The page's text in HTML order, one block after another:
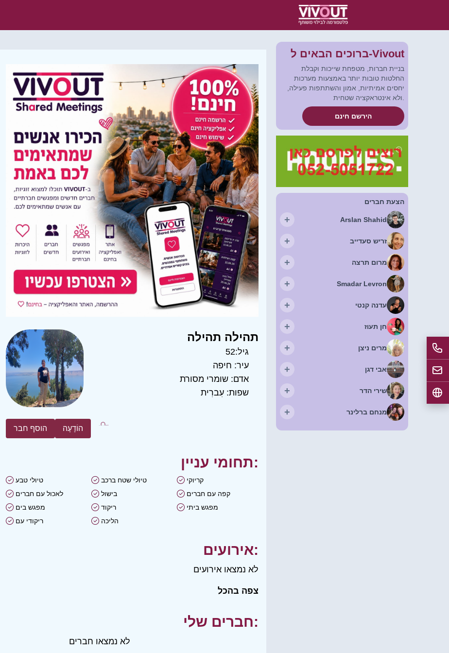
תהילה תהילה
גיל:52
עיר: חיפה
אדם: שומרי מסורת
שפות: עִברִית
הוסף חבר הוֹדָעָה
תחומי עניין:
טיולי טבע טיולי שטח ברכב
קריוקי
לאכול עם חברים
בישול
קפה עם חברים
מפגש בים
ריקוד
מפגש ביתי
ריקודי עם
הליכה
אירועים:
לא נמצאו אירועים
צפה בהכל
חברים שלי:
לא נמצאו חברים
ברוכים הבאים ל-Vivout
בניית חברות, מטפחת שייכות וקבלת
החלטות טובות יותר באמצעות מערכות
יחסים אמיתיות, אמון והשתתפות פעילה,
הירשם חינם
הצעת חברים
Arslan Shahid
+
זריש סעדייב +
מרום תרצה +
Smadar Levron
+
עדנה קנטי +
חן תעוז +
מרים ניצן +
אבי דגן +
שירי הדר +
מנחם ברלינר +